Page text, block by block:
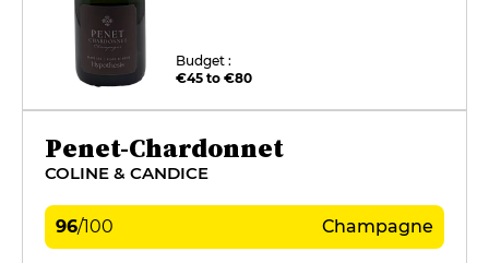
Budget :
€45 to €80
Penet-Chardonnet
COLINE & CANDICE
96/100 Champagne